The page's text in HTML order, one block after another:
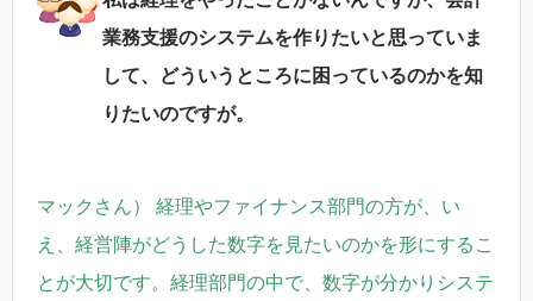
業務支援のシステムを作りたいと思っていま
して、どういうところに困っているのかを知
りたいのですが。
マックさん） 経理やファイナンス部門の方が、い
え、経営陣がどうした数字を見たいのかを形にするこ
とが大切です。経理部門の中で、数字が分かりシステ